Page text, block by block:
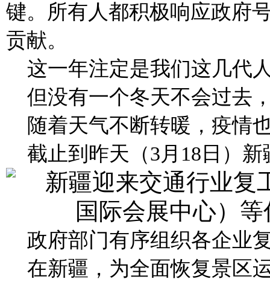
键。所有人都积极响应政府
贡献。
这一年注定是我们这几代
但没有一个冬天不会过去
随着天气不断转暖，疫情
截止到昨天（3月 18 日）
政府部门有序组织各企业
在新疆，为全面恢复景区